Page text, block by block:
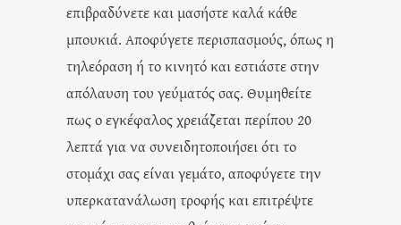
επιβραδύνετε και μασήστε καλά κάθε
μπουκιά. Αποφύγετε περισπασμούς, όπως η
τηλεόραση ή το κινητό και εστιάστε στην
απόλαυση του γεύματός σας. Θυμηθείτε
πως ο εγκέφαλος χρειάζεται περίπου 20
λεπτά για να συνειδητοποιήσει ότι το
στομάχι σας είναι γεμάτο, αποφύγετε την
υπερκατανάλωση τροφής και επιτρέψτε